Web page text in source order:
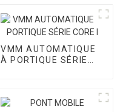
VMM AUTOMATIQUE
À PORTIQUE SÉRIE